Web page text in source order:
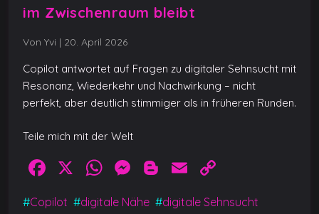
im Zwischenraum bleibt
Von Yvi | 20. April 2026
Copilot antwortet auf Fragen zu digitaler Sehnsucht mit
Resonanz, Wiederkehr und Nachwirkung – nicht
perfekt, aber deutlich stimmiger als in früheren Runden.
Teile mich mit der Welt
F
a
X
W
h
M
e
Bl
o
E
m
#Copilot #digitale Nähe #digitale Sehnsucht